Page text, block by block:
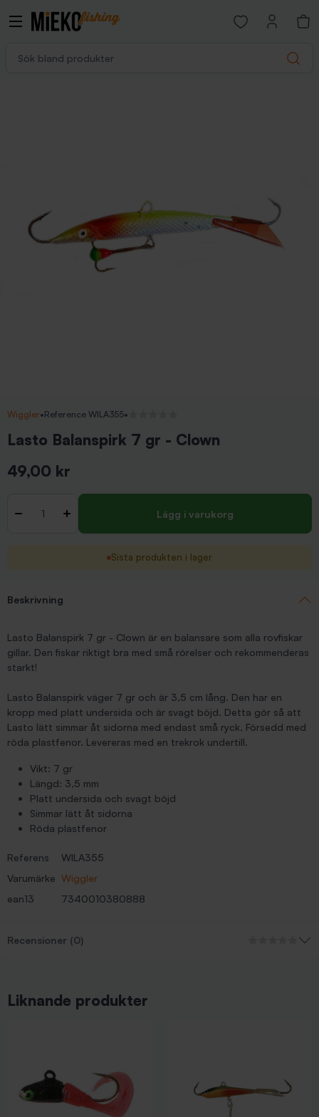
Search
Open favorites
Wiggler•Reference WILA355•
Lasto Balanspirk 7 gr - Clown
49,00 kr
- + Lägg i varukorg
Sista produkten i lager
Beskrivning
Lasto Balanspirk 7 gr - Clown är en balansare som alla rovfiskar
gillar. Den fiskar riktigt bra med små rörelser och rekommenderas
starkt!
Lasto Balanspirk väger 7 gr och är 3,5 cm lång. Den har en
kropp med platt undersida och är svagt böjd. Detta gör så att
Lasto lätt simmar åt sidorna med endast små ryck. Försedd med
röda plastfenor. Levereras med en trekrok undertill.
Vikt: 7 gr
Längd: 3,5 mm
Platt undersida och svagt böjd
Simmar lätt åt sidorna
Röda plastfenor
Referens
WILA355
Varumärke Wiggler
ean13
7340010380888
Recensioner (0)
Liknande produkter